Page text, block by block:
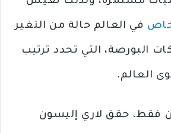
في العالم حالة من التغير
البورصة، التي تحدد ترتيب
العالم.
فقط، حقق لاري إليسون